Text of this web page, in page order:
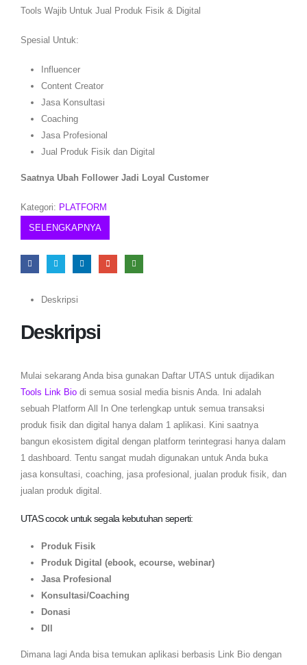
Tools Wajib Untuk Jual Produk Fisik & Digital
Spesial Untuk:
Influencer
Content Creator
Jasa Konsultasi
Coaching
Jasa Profesional
Jual Produk Fisik dan Digital
Saatnya Ubah Follower Jadi Loyal Customer
Kategori: PLATFORM
SELENGKAPNYA
Deskripsi
Deskripsi
Mulai sekarang Anda bisa gunakan Daftar UTAS untuk dijadikan
Tools Link Bio di semua sosial media bisnis Anda. Ini adalah
sebuah Platform All In One terlengkap untuk semua transaksi
produk fisik dan digital hanya dalam 1 aplikasi. Kini saatnya
bangun ekosistem digital dengan platform terintegrasi hanya dalam
1 dashboard. Tentu sangat mudah digunakan untuk Anda buka
jasa konsultasi, coaching, jasa profesional, jualan produk fisik, dan
jualan produk digital.
UTAS cocok untuk segala kebutuhan seperti:
Produk Fisik
Produk Digital (ebook, ecourse, webinar)
Jasa Profesional
Konsultasi/Coaching
Donasi
Dll
Dimana lagi Anda bisa temukan aplikasi berbasis Link Bio dengan